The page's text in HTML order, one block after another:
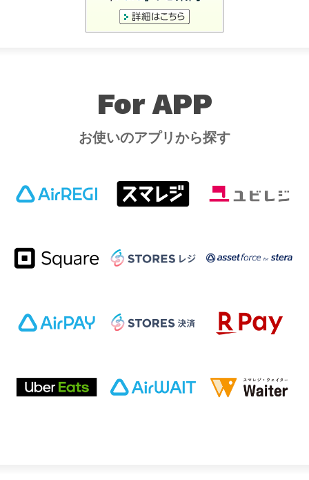
For APP
お使いのアプリから探す